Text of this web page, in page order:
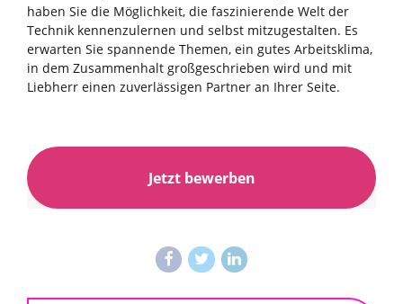
haben Sie die Möglichkeit, die faszinierende Welt der
Technik kennenzulernen und selbst mitzugestalten. Es
erwarten Sie spannende Themen, ein gutes Arbeitsklima,
in dem Zusammenhalt großgeschrieben wird und mit
Liebherr einen zuverlässigen Partner an Ihrer Seite.